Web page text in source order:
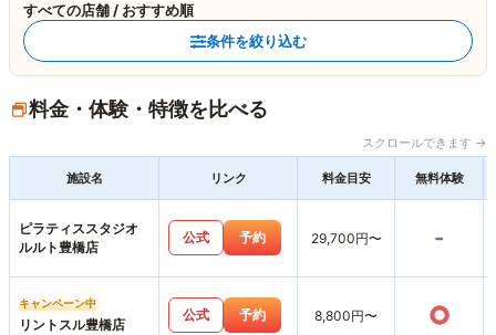
すべての店舗 / おすすめ順
条件を絞り込む
料金・体験・特徴を比べる
スクロールできます →
施設名 リンク 料金目安 無料体験
ピラティススタジオ
ルルト豊橋店
公式 予約 29,700円〜 -
キャンペーン中
リントスル豊橋店
公式 予約 8,800円〜 ○